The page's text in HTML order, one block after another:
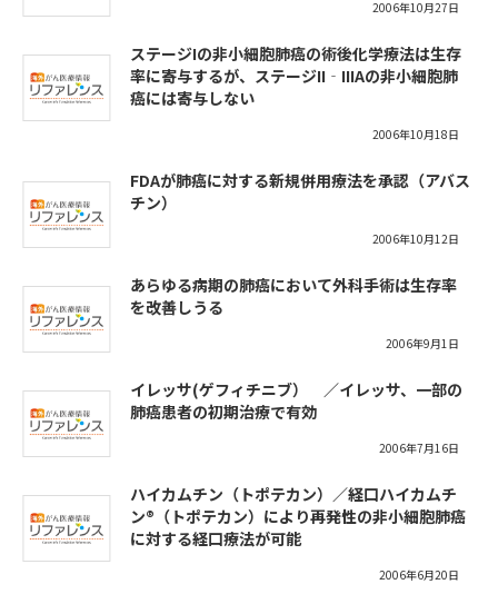
2006年10月27日
ステージIの非小細胞肺癌の術後化学療法は生存
率に寄与するが、ステージII‐IIIAの非小細胞肺
癌には寄与しない
2006年10月18日
FDAが肺癌に対する新規併用療法を承認（アバス
チン）
2006年10月12日
あらゆる病期の肺癌において外科手術は生存率
を改善しうる
2006年9月1日
イレッサ(ゲフィチニブ） ／イレッサ、一部の
肺癌患者の初期治療で有効
2006年7月16日
ハイカムチン（トポテカン）／経口ハイカムチ
ン®（トポテカン）により再発性の非小細胞肺癌
に対する経口療法が可能
2006年6月20日